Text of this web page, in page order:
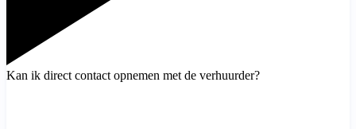
Kan ik direct contact opnemen met de verhuurder?